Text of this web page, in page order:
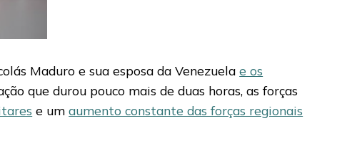
Maduro e sua esposa da Venezuelae os
que durou pouco mais de duas horas, as forças
e umaumento constante das forças regionais